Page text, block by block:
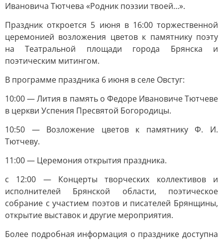
Ивановича Тютчева «Родник поэзии твоей…».
Праздник откроется 5 июня в 16:00 торжественной
церемонией возложения цветов к памятнику поэту
на Театральной площади города Брянска и
поэтическим митингом.
В программе праздника 6 июня в селе Овстуг:
10:00 — Лития в память о Федоре Ивановиче Тютчеве
в церкви Успения Пресвятой Богородицы.
10:50 — Возложение цветов к памятнику Ф. И.
Тютчеву.
11:00 — Церемония открытия праздника.
с 12:00 — Концерты творческих коллективов и
исполнителей Брянской области, поэтическое
собрание с участием поэтов и писателей Брянщины,
открытие выставок и другие мероприятия.
Более подробная информация о празднике доступна